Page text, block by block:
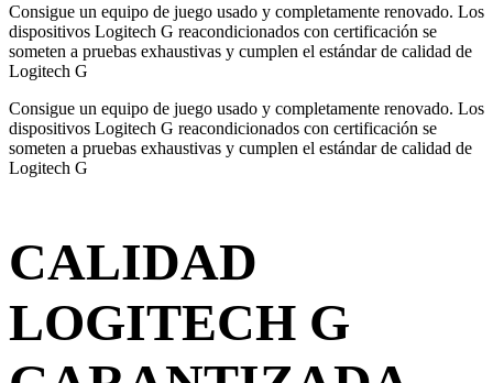
Consigue un equipo de juego usado y completamente renovado. Los
dispositivos Logitech G reacondicionados con certificación se
someten a pruebas exhaustivas y cumplen el estándar de calidad de
Logitech G
Consigue un equipo de juego usado y completamente renovado. Los
dispositivos Logitech G reacondicionados con certificación se
someten a pruebas exhaustivas y cumplen el estándar de calidad de
Logitech G
CALIDAD
LOGITECH G